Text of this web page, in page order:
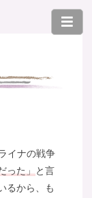
イナの戦争
った」
と言
るから、も